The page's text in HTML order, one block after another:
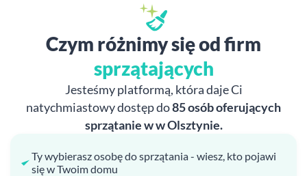
Czym różnimy się od firm
sprzątających
Jesteśmy platformą, która daje Ci
natychmiastowy dostęp do85 osób oferujących
sprzątanie w w Olsztynie.
Ty wybierasz osobę do sprzątania - wiesz, kto pojawi
się w Twoim domu